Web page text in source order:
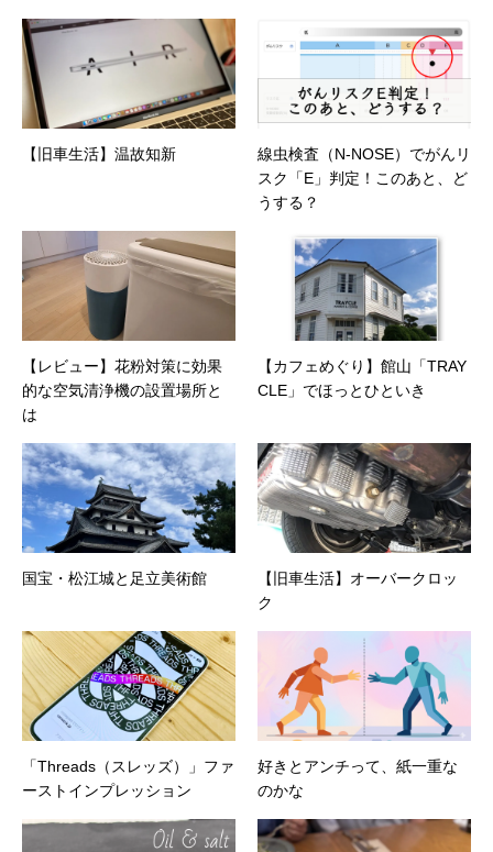
【旧車生活】温故知新
線虫検査（N-NOSE）でがんリ
スク「E」判定！このあと、ど
うする？
【レビュー】花粉対策に効果
的な空気清浄機の設置場所と
は
【カフェめぐり】館山「TRAY
CLE」でほっとひといき
国宝・松江城と足立美術館
【旧車生活】オーバークロッ
ク
「Threads（スレッズ）」ファ
ーストインプレッション
好きとアンチって、紙一重な
のかな